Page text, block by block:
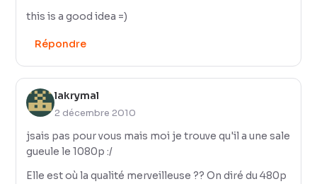
this is a good idea =)
Répondre
lakrymal
2 décembre 2010
jsais pas pour vous mais moi je trouve qu'il a une sale
gueule le 1080p :/
Elle est où la qualité merveilleuse ?? On diré du 480p